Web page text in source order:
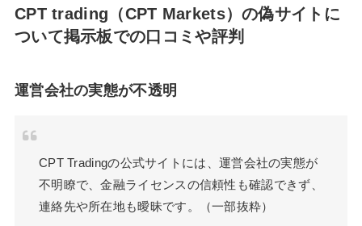
CPT trading（CPT Markets）の偽サイトに
ついて掲示板での口コミや評判
運営会社の実態が不透明
CPT Tradingの公式サイトには、運営会社の実態が
不明瞭で、金融ライセンスの信頼性も確認できず、
連絡先や所在地も曖昧です。（一部抜粋）